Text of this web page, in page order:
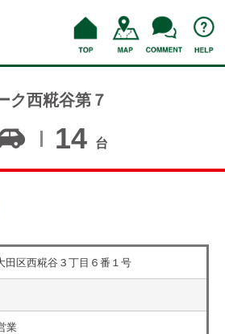
ク西糀谷第７
14 台
田区西糀谷３丁目６番１号
業